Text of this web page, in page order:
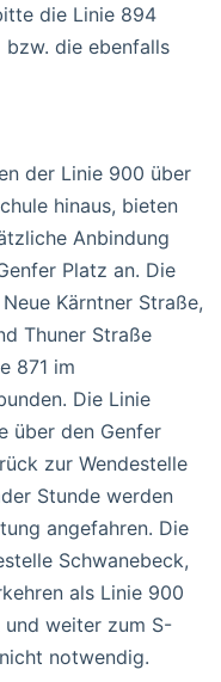
die Linie 894
bzw. die ebenfalls
der Linie 900 über
hinaus, bieten
Anbindung
Platz an. Die
Kärntner Straße,
Thuner Straße
871 im
Die Linie
über den Genfer
zur Wendestelle
Stunde werden
angefahren. Die
Schwanebeck,
als Linie 900
weiter zum S-
notwendig.